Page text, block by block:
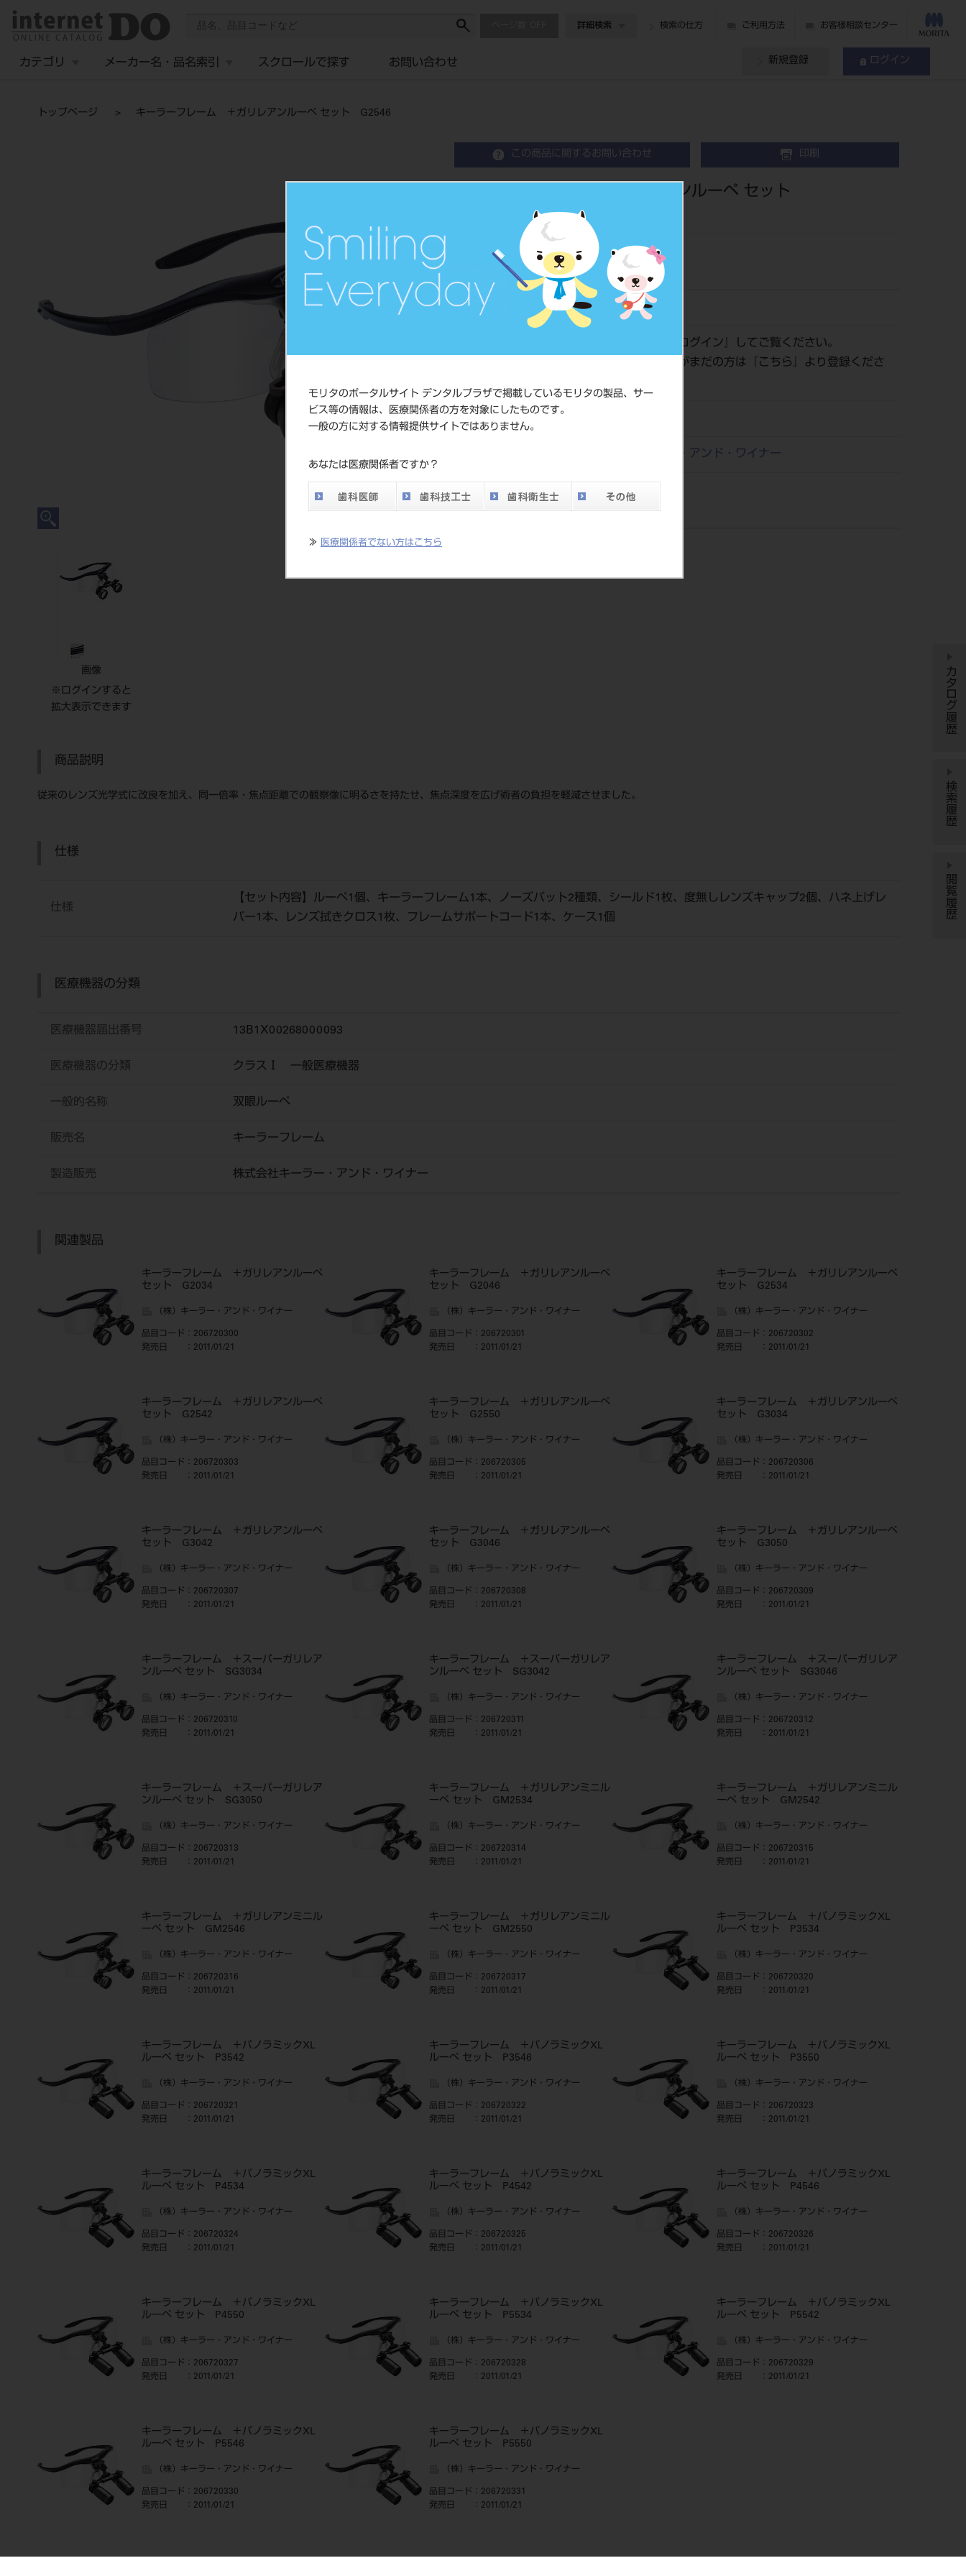
モリタのポータルサイト デンタルプラザで掲載しているモリタの製品、サー
ビス等の情報は、医療関係者の方を対象にしたものです。
一般の方に対する情報提供サイトではありません。
あなたは医療関係者ですか？
≫ 医療関係者でない方はこちら
詳細検索 検索の仕方 ご利用方法 お客様相談センター
カテゴリ メーカー名・品名索引 スクロールで探す お問い合わせ 新規登録 ログイン
トップページ キーラーフレーム ＋ガリレアンルーペ セット G2546
この商品に関するお問い合わせ 印刷
キーラーフレーム ＋ガリレアンルーペ セット
Binocular Loupe
双眼ルーペ
品目コード 206720304
ログイン 』してご覧ください。
ネット会員登録がまだの方は『
こちら
』より登録くださ
発売日
（株）キーラー・アンド・ワイナー
DO vol.26 掲載ペー
ジ
293
画像
※ログインすると
拡大表示できます
商品説明
従来のレンズ光学式に改良を加え、同一倍率・焦点距離での観察像に明るさを持たせ、焦点深度を広げ術者の負担を軽減させました。
仕様
仕様
【セット内容】ルーペ1個、キーラーフレーム1本、ノーズパット2種類、シールド1枚、度無しレンズキャップ2個、ハネ上げレ
バー1本、レンズ拭きクロス1枚、フレームサポートコード1本、ケース1個
医療機器の分類
医療機器届出番号 13B1X00268000093
医療機器の分類 クラスⅠ 一般医療機器
一般的名称 双眼ルーペ
販売名 キーラーフレーム
製造販売 株式会社キーラー・アンド・ワイナー
関連製品
キーラーフレーム ＋ガリレアンルーペ
セット G2034
（株）キーラー・アンド・ワイナー
品目コード ：206720300
発売日
：2011/01/21
キーラーフレーム ＋ガリレアンルーペ
セット G2046
（株）キーラー・アンド・ワイナー
品目コード ：206720301
発売日
：2011/01/21
キーラーフレーム ＋ガリレアンルーペ
セット G2534
（株）キーラー・アンド・ワイナー
品目コード ：206720302
発売日
：2011/01/21
キーラーフレーム ＋ガリレアンルーペ
セット G2542
（株）キーラー・アンド・ワイナー
品目コード ：206720303
発売日
：2011/01/21
キーラーフレーム ＋ガリレアンルーペ
セット G2550
（株）キーラー・アンド・ワイナー
品目コード ：206720305
発売日
：2011/01/21
キーラーフレーム ＋ガリレアンルーペ
セット G3034
（株）キーラー・アンド・ワイナー
品目コード ：206720306
発売日
：2011/01/21
キーラーフレーム ＋ガリレアンルーペ
セット G3042
（株）キーラー・アンド・ワイナー
品目コード ：206720307
発売日
：2011/01/21
キーラーフレーム ＋ガリレアンルーペ
セット G3046
（株）キーラー・アンド・ワイナー
品目コード ：206720308
発売日
：2011/01/21
キーラーフレーム ＋ガリレアンルーペ
セット G3050
（株）キーラー・アンド・ワイナー
品目コード ：206720309
発売日
：2011/01/21
キーラーフレーム ＋スーパーガリレア
ンルーペ セット SG3034
（株）キーラー・アンド・ワイナー
品目コード ：206720310
発売日
：2011/01/21
キーラーフレーム ＋スーパーガリレア
ンルーペ セット SG3042
（株）キーラー・アンド・ワイナー
品目コード ：206720311
発売日
：2011/01/21
キーラーフレーム ＋スーパーガリレア
ンルーペ セット SG3046
（株）キーラー・アンド・ワイナー
品目コード ：206720312
発売日
：2011/01/21
キーラーフレーム ＋スーパーガリレア
ンルーペ セット SG3050
（株）キーラー・アンド・ワイナー
品目コード ：206720313
発売日
：2011/01/21
キーラーフレーム ＋ガリレアンミニル
ーペ セット GM2534
（株）キーラー・アンド・ワイナー
品目コード ：206720314
発売日
：2011/01/21
キーラーフレーム ＋ガリレアンミニル
ーペ セット GM2542
（株）キーラー・アンド・ワイナー
品目コード ：206720315
発売日
：2011/01/21
キーラーフレーム ＋ガリレアンミニル
ーペ セット GM2546
（株）キーラー・アンド・ワイナー
品目コード ：206720316
発売日
：2011/01/21
キーラーフレーム ＋ガリレアンミニル
ーペ セット GM2550
（株）キーラー・アンド・ワイナー
品目コード ：206720317
発売日
：2011/01/21
キーラーフレーム ＋パノラミックXL
ルーペ セット P3534
（株）キーラー・アンド・ワイナー
品目コード ：206720320
発売日
：2011/01/21
キーラーフレーム ＋パノラミックXL
ルーペ セット P3542
（株）キーラー・アンド・ワイナー
品目コード ：206720321
発売日
：2011/01/21
キーラーフレーム ＋パノラミックXL
ルーペ セット P3546
（株）キーラー・アンド・ワイナー
品目コード ：206720322
発売日
：2011/01/21
キーラーフレーム ＋パノラミックXL
ルーペ セット P3550
（株）キーラー・アンド・ワイナー
品目コード ：206720323
発売日
：2011/01/21
キーラーフレーム ＋パノラミックXL
ルーペ セット P4534
（株）キーラー・アンド・ワイナー
品目コード ：206720324
発売日
：2011/01/21
キーラーフレーム ＋パノラミックXL
ルーペ セット P4542
（株）キーラー・アンド・ワイナー
品目コード ：206720325
発売日
：2011/01/21
キーラーフレーム ＋パノラミックXL
ルーペ セット P4546
（株）キーラー・アンド・ワイナー
品目コード ：206720326
発売日
：2011/01/21
キーラーフレーム ＋パノラミックXL
ルーペ セット P4550
（株）キーラー・アンド・ワイナー
品目コード ：206720327
発売日
：2011/01/21
キーラーフレーム ＋パノラミックXL
ルーペ セット P5534
（株）キーラー・アンド・ワイナー
品目コード ：206720328
発売日
：2011/01/21
キーラーフレーム ＋パノラミックXL
ルーペ セット P5542
（株）キーラー・アンド・ワイナー
品目コード ：206720329
発売日
：2011/01/21
キーラーフレーム ＋パノラミックXL
ルーペ セット P5546
（株）キーラー・アンド・ワイナー
品目コード ：206720330
発売日
：2011/01/21
キーラーフレーム ＋パノラミックXL
ルーペ セット P5550
（株）キーラー・アンド・ワイナー
品目コード ：206720331
発売日
：2011/01/21
カタログ履歴
検索履歴
閲覧履歴